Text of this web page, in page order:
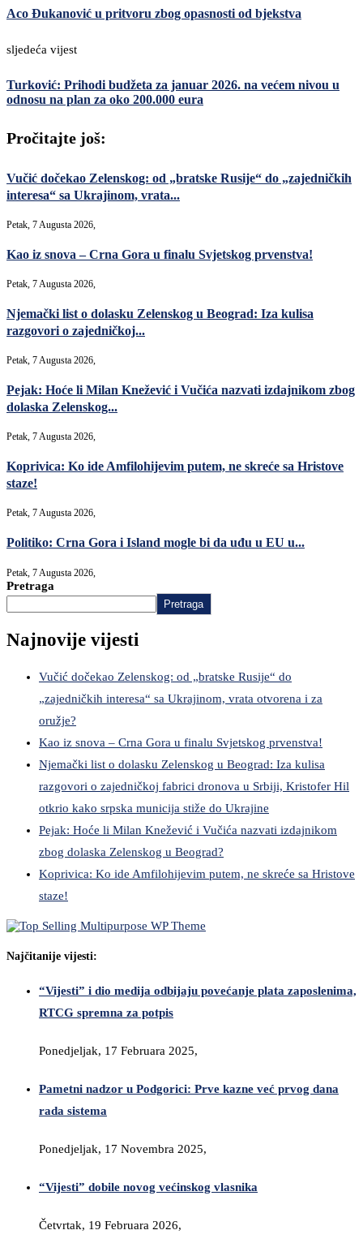
Aco Đukanović u pritvoru zbog opasnosti od bjekstva
sljedeća vijest
Turković: Prihodi budžeta za januar 2026. na većem nivou u
odnosu na plan za oko 200.000 eura
Pročitajte još:
Vučić dočekao Zelenskog: od „bratske Rusije“ do „zajedničkih
interesa“ sa Ukrajinom, vrata...
Petak, 7 Augusta 2026,
Kao iz snova – Crna Gora u finalu Svjetskog prvenstva!
Petak, 7 Augusta 2026,
Njemački list o dolasku Zelenskog u Beograd: Iza kulisa
razgovori o zajedničkoj...
Petak, 7 Augusta 2026,
Pejak: Hoće li Milan Knežević i Vučića nazvati izdajnikom zbog
dolaska Zelenskog...
Petak, 7 Augusta 2026,
Koprivica: Ko ide Amfilohijevim putem, ne skreće sa Hristove
staze!
Petak, 7 Augusta 2026,
Politiko: Crna Gora i Island mogle bi da uđu u EU u...
Petak, 7 Augusta 2026,
Pretraga
Pretraga
Najnovije vijesti
Vučić dočekao Zelenskog: od „bratske Rusije“ do
„zajedničkih interesa“ sa Ukrajinom, vrata otvorena i za
oružje?
Kao iz snova – Crna Gora u finalu Svjetskog prvenstva!
Njemački list o dolasku Zelenskog u Beograd: Iza kulisa
razgovori o zajedničkoj fabrici dronova u Srbiji, Kristofer Hil
otkrio kako srpska municija stiže do Ukrajine
Pejak: Hoće li Milan Knežević i Vučića nazvati izdajnikom
zbog dolaska Zelenskog u Beograd?
Koprivica: Ko ide Amfilohijevim putem, ne skreće sa Hristove
staze!
Najčitanije vijesti:
“Vijesti” i dio medija odbijaju povećanje plata zaposlenima,
RTCG spremna za potpis
Ponedjeljak, 17 Februara 2025,
Pametni nadzor u Podgorici: Prve kazne već prvog dana
rada sistema
Ponedjeljak, 17 Novembra 2025,
“Vijesti” dobile novog većinskog vlasnika
Četvrtak, 19 Februara 2026,